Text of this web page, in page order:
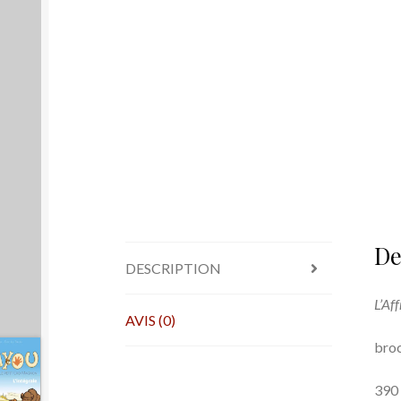
DESCRIPTION
AVIS (0)
390